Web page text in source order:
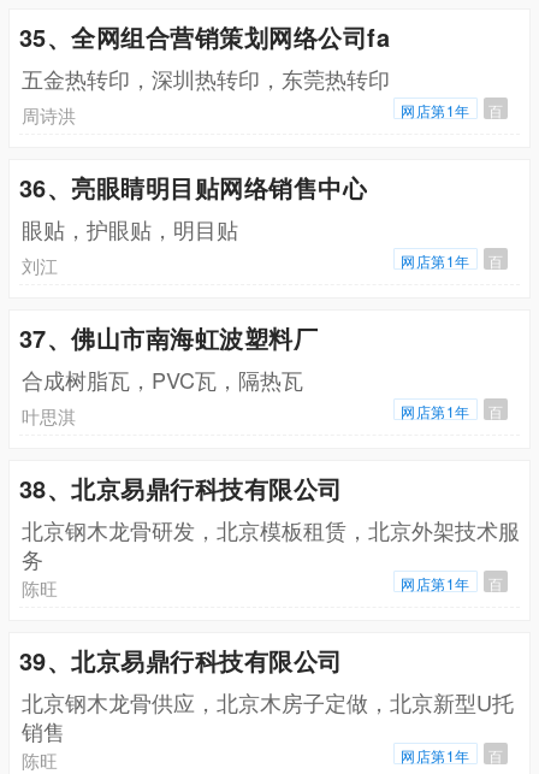
35、全网组合营销策划网络公司fa
五金热转印，深圳热转印，东莞热转印
周诗洪 网店第1年 百
36、亮眼睛明目贴网络销售中心
眼贴，护眼贴，明目贴
刘江 网店第1年 百
37、佛山市南海虹波塑料厂
合成树脂瓦，PVC瓦，隔热瓦
叶思淇 网店第1年 百
38、北京易鼎行科技有限公司
北京钢木龙骨研发，北京模板租赁，北京外架技术服
务
陈旺 网店第1年 百
39、北京易鼎行科技有限公司
北京钢木龙骨供应，北京木房子定做，北京新型U托
销售
陈旺 网店第1年 百